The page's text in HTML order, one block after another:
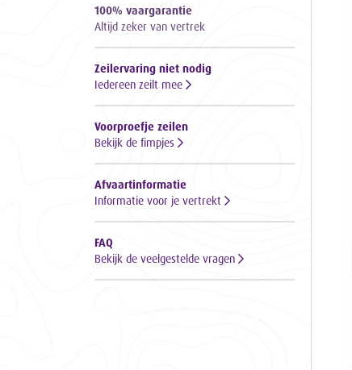
100% vaargarantie
Altijd zeker van vertrek
Zeilervaring niet nodig
Iedereen zeilt mee
Voorproefje zeilen
Bekijk de fimpjes
Afvaartinformatie
Informatie voor je vertrekt
FAQ
Bekijk de veelgestelde vragen